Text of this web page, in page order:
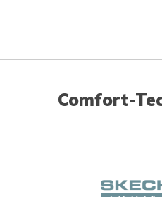
Comfort-